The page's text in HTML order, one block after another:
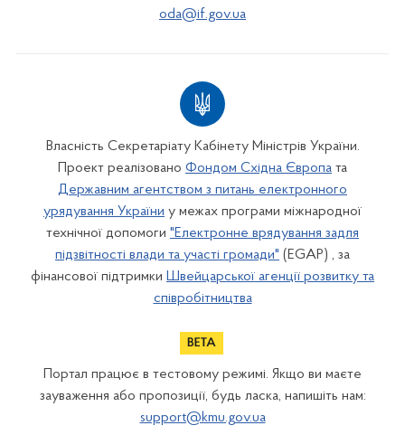
oda@if.gov.ua
Власність Секретаріату Кабінету Міністрів України.
Проект реалізовано Фондом Східна Європа та
Державним агентством з питань електронного
урядування України у межах програми міжнародної
технічної допомоги "Електронне врядування задля
підзвітності влади та участі громади" (EGAP) , за
фінансової підтримки Швейцарської агенції розвитку та
співробітництва
Портал працює в тестовому режимі. Якщо ви маєте
зауваження або пропозиції, будь ласка, напишіть нам:
support@kmu.gov.ua